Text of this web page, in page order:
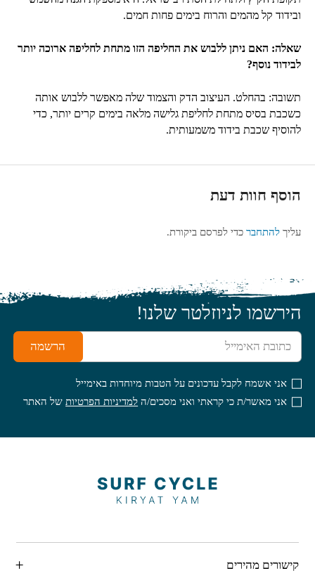
ובידוד קל מהמים והרוח בימים פחות חמים.
שאלה: האם ניתן ללבוש את החליפה הזו מתחת לחליפה ארוכה יותר
לבידוד נוסף?
תשובה: בהחלט. העיצוב הדק והצמוד שלה מאפשר ללבוש אותה
כשכבת בסיס מתחת לחליפת גלישה מלאה בימים קרים יותר, כדי
להוסיף שכבת בידוד משמעותית.
הוסף חוות דעת
עליך להתחברכדי לפרסם ביקורת.
הירשמו לניוזלטר שלנו!
כתובת האימייל
הרשמה
אני אשמח לקבל עדכונים על הטבות מיוחדות באימייל
אני מאשר/ת כי קראתי ואני מסכים/ה למדיניות הפרטיותשל האתר
קישורים מהירים